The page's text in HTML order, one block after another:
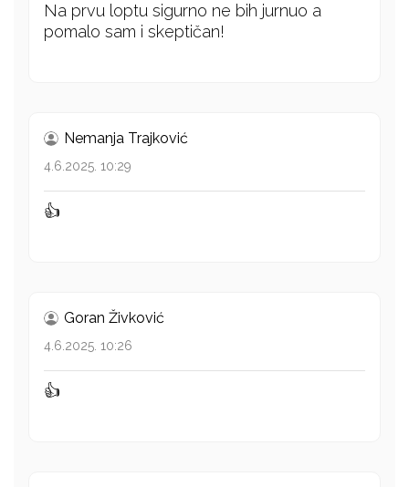
Na prvu loptu sigurno ne bih jurnuo a
pomalo sam i skeptičan!
Nemanja Trajković
4.6.2025. 10:29
👍
Goran Živković
4.6.2025. 10:26
👍